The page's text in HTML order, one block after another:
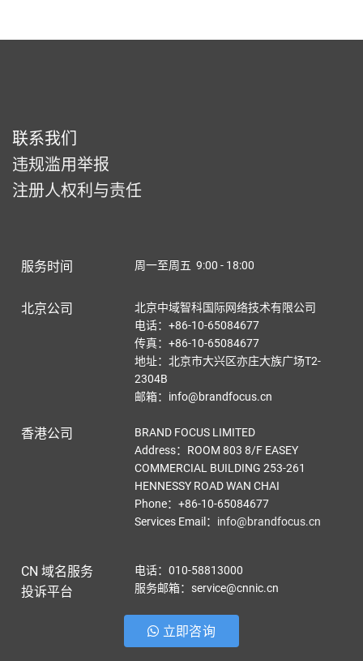
联系我们
违规滥用举报
注册人权利与责任
服务时间 周一至周五 9:00 - 18:00
北京公司
北京中域智科国际网络技术有限公司
电话：+86-10-65084677
传真：+86-10-65084677
地址：北京市大兴区亦庄大族广场T2-
2304B
邮箱：info@brandfocus.cn
香港公司
BRAND FOCUS LIMITED
Address：ROOM 803 8/F EASEY
COMMERCIAL BUILDING 253-261
HENNESSY ROAD WAN CHAI
Phone：+86-10-65084677
Services Email ： info@brandfocus.cn
CN 域名服务
投诉平台
电话：010-58813000
服务邮箱：service@cnnic.cn
立即咨询